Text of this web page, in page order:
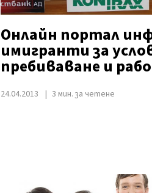
Онлайн портал
имигранти за
пребиваване и
24.04.2013 3 мин. за четене